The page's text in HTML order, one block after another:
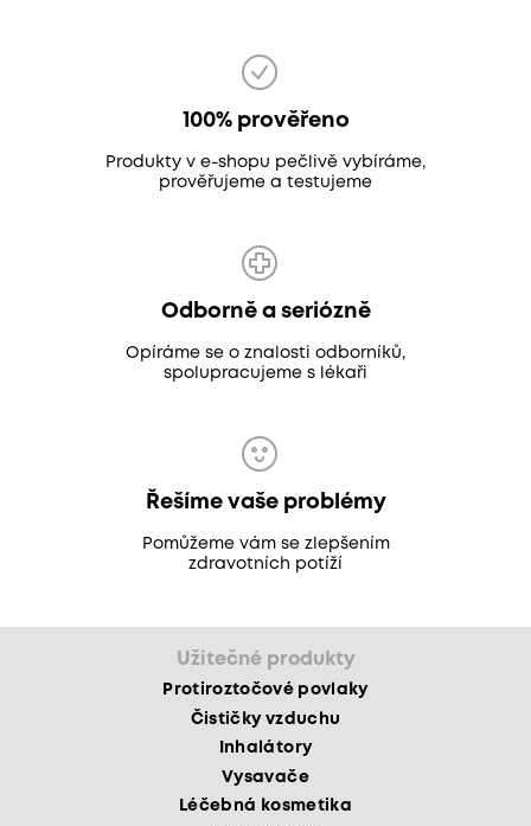
100% prověřeno
Produkty v e-shopu pečlivě vybíráme,
prověřujeme a testujeme
Odborně a seriózně
Opíráme se o znalosti odborníků,
spolupracujeme s lékaři
Řešíme vaše problémy
Pomůžeme vám se zlepšením
zdravotních potíží
Užitečné produkty
Protiroztočové povlaky
Čističky vzduchu
Inhalátory
Vysavače
Léčebná kosmetika